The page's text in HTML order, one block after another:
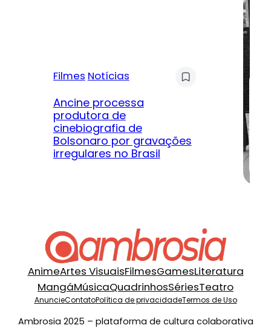
Filmes Notícias
Ancine processa
produtora de
cinebiografia de
Bolsonaro por gravações
irregulares no Brasil
AnimeArtes VisuaisFilmesGamesLiteratura
MangáMúsicaQuadrinhosSériesTeatro
AnuncieContatoPolítica de privacidadeTermos de Uso
Ambrosia 2025 – plataforma de cultura colaborativa